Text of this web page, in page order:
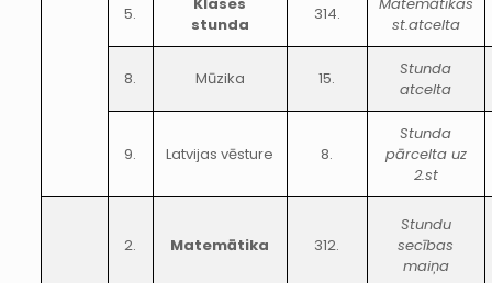
5.
stunda
314.
st.atcelta
8. Mūzika 15.
Stunda
atcelta
9. Latvijas vēsture 8.
Stunda
pārcelta uz
2.st
2. Matemātika 312.
Stundu
secības
maiņa